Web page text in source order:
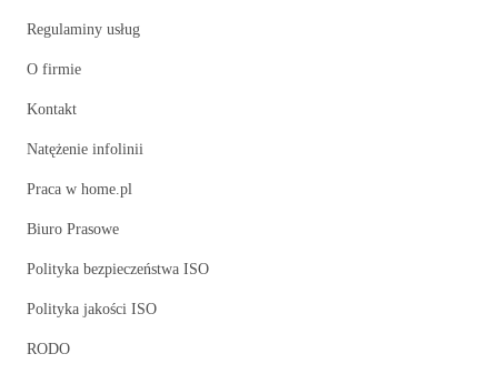
Regulaminy usług
O firmie
Kontakt
Natężenie infolinii
Praca w home.pl
Biuro Prasowe
Polityka bezpieczeństwa ISO
Polityka jakości ISO
RODO